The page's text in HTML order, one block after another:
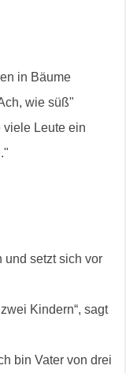
in Bäume
wie süß"
viele Leute ein
und setzt sich vor
Kindern“, sagt
bin Vater von drei